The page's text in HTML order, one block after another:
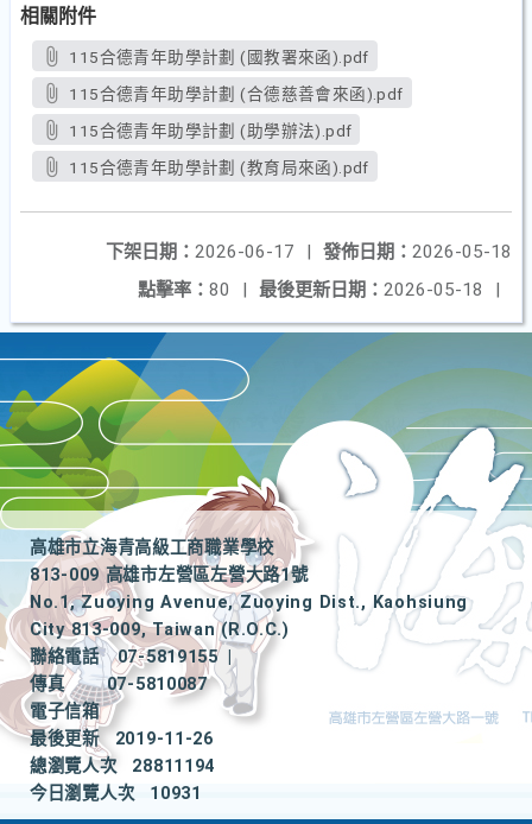
相關附件
115合德青年助學計劃 (國教署來函).pdf
115合德青年助學計劃 (合德慈善會來函).pdf
115合德青年助學計劃 (助學辦法).pdf
115合德青年助學計劃 (教育局來函).pdf
發佈日期： 2026-05-18
下架日期： 2026-06-17
|
最後更新日期： 2026-05-18 |
點擊率： 80 |
高雄市立海青高級工商職業學校
813-009 高雄市左營區左營大路1號
No.1, Zuoying Avenue, Zuoying Dist., Kaohsiung
City 813-009, Taiwan (R.O.C.)
聯絡電話
07-5819155
|
傳真
07-5810087
電子信箱
最後更新
2019-11-26
總瀏覽人次
28811194
今日瀏覽人次
10931